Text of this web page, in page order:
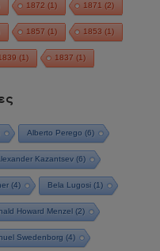
1872 (1) 1871 (2)
1857 (1) 1853 (1)
(1) 1837 (1)
Alberto Perego (6)
Kazantsev (6)
(4) Bela Lugosi (1)
Howard Menzel (2)
Swedenborg (4)